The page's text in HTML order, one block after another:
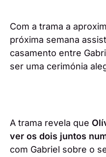
Com a trama a
próxima semana
casamento entre
ser uma cerimónia
A trama revela que
ver os dois juntos
com Gabriel sobre o